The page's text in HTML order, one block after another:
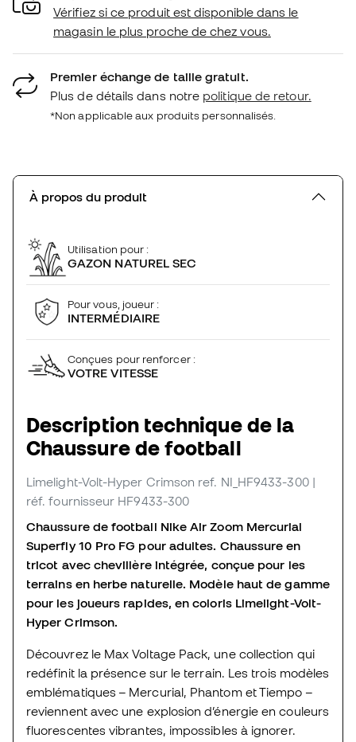
Vérifiez si ce produit est disponible dans le
magasin le plus proche de chez vous.
Premier échange de taille gratuit.
Plus de détails dans notre politique de retour.
*Non applicable aux produits personnalisés.
À propos du produit
Utilisation pour :
GAZON NATUREL SEC
Pour vous, joueur :
INTERMÉDIAIRE
Conçues pour renforcer :
VOTRE VITESSE
Description technique de la
Chaussure de football
Limelight-Volt-Hyper Crimson ref. NI_HF9433-300 |
réf. fournisseur HF9433-300
Chaussure de football Nike Air Zoom Mercurial
Superfly 10 Pro FG pour adultes . Chaussure en
tricot avec chevillère intégrée , conçue pour les
terrains en herbe naturelle . Modèle haut de gamme
pour les joueurs rapides, en coloris Limelight-Volt-
Hyper Crimson
Découvrez le Max Voltage Pack , une collection qui
redéfinit la présence sur le terrain . Les trois modèles
emblématiques – Mercurial, Phantom et Tiempo –
reviennent avec une explosion d’énergie en couleurs
fluorescentes vibrantes , impossibles à ignorer.